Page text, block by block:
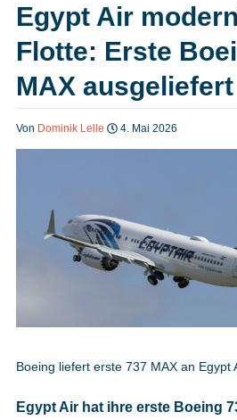
Egypt Air
Flotte: Erste
MAX ausgeliefert
Von Dominik Lelle 4. Mai 2026
Boeing liefert erste 737 MAX an Egypt
Egypt Air hat ihre erste Boeing